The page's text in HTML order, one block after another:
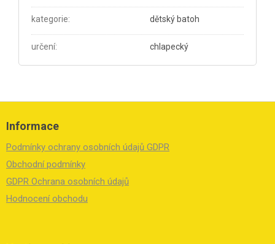
kategorie: dětský batoh
určení: chlapecký
Z
Informace
Podmínky ochrany osobních údajů GDPR
Obchodní podmínky
GDPR Ochrana osobních údajů
Hodnocení obchodu